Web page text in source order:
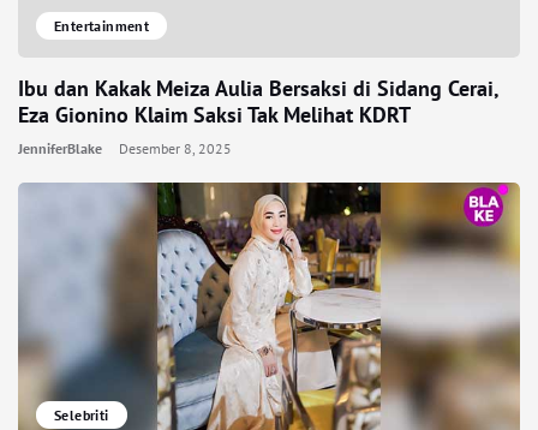
Entertainment
Ibu dan Kakak Meiza Aulia Bersaksi di Sidang Cerai,
Eza Gionino Klaim Saksi Tak Melihat KDRT
JenniferBlake Desember 8, 2025
Selebriti